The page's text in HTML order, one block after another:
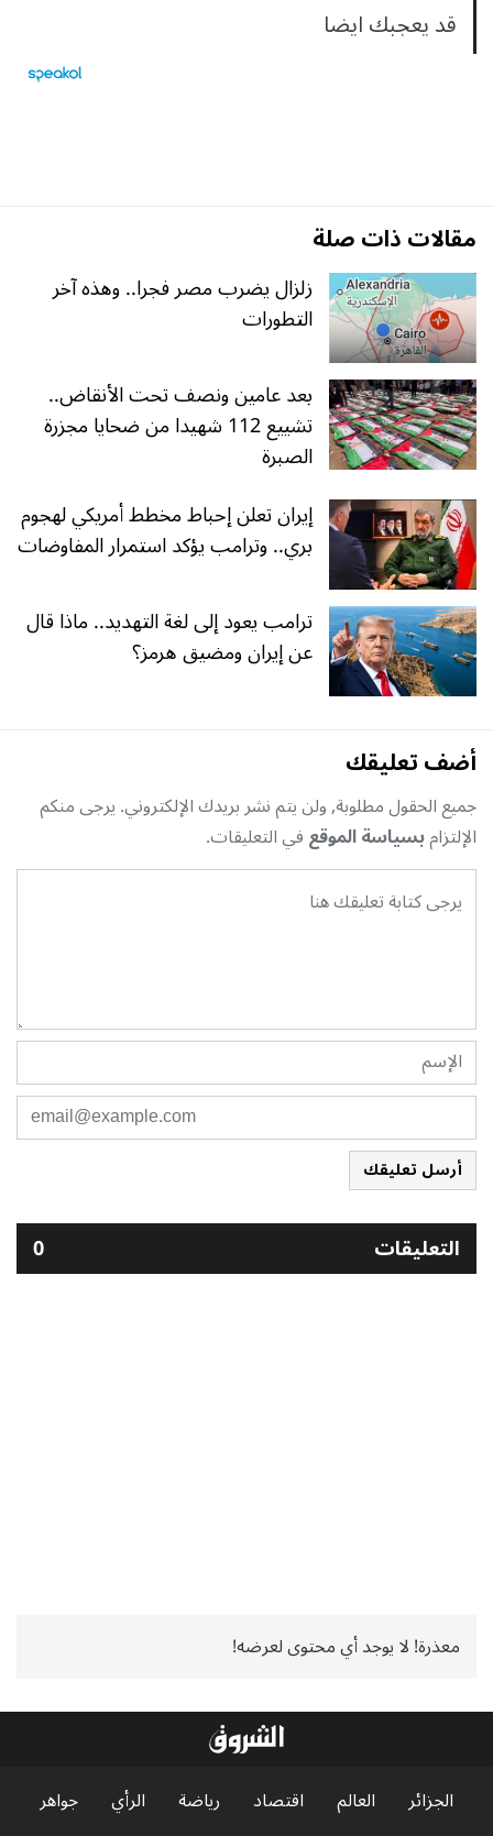
قد يعجبك ايضا
مقالات ذات صلة
زلزال يضرب مصر فجرا.. وهذه آخر
التطورات
بعد عامين ونصف تحت الأنقاض..
تشييع 112 شهيدا من ضحايا مجزرة
الصبرة
إيران تعلن إحباط مخطط أمريكي لهجوم
بري.. وترامب يؤكد استمرار المفاوضات
ترامب يعود إلى لغة التهديد.. ماذا قال
عن إيران ومضيق هرمز؟
أضف تعليقك
جميع الحقول مطلوبة, ولن يتم نشر بريدك الإلكتروني. يرجى منكم
الإلتزامبسياسة الموقعفي التعليقات.
أرسل تعليقك
التعليقات 0
معذرة! لا يوجد أي محتوى لعرضه!
الجزائر العالم اقتصاد رياضة الرأي
جواهر